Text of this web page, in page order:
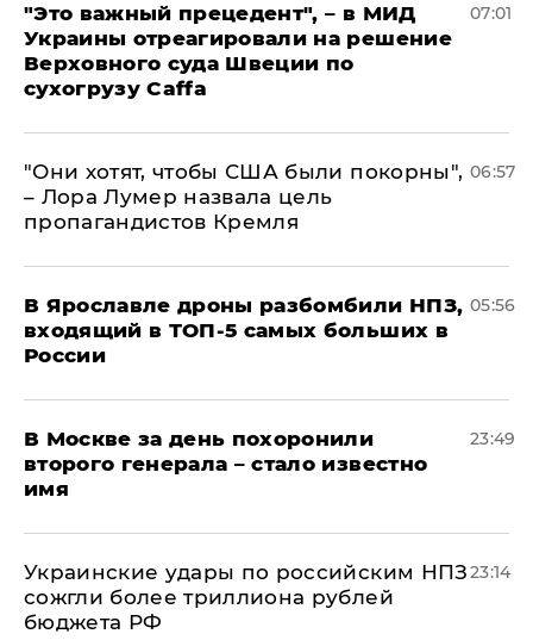
"Это важный прецедент", – в МИД
Украины отреагировали на решение
Верховного суда Швеции по
сухогрузу Caffa
07:01
"Они хотят, чтобы США были покорны",
– Лора Лумер назвала цель
пропагандистов Кремля
06:57
В Ярославле дроны разбомбили НПЗ,
входящий в ТОП-5 самых больших в
России
05:56
В Москве за день похоронили
второго генерала – стало известно
имя
23:49
Украинские удары по российским НПЗ
сожгли более триллиона рублей
бюджета РФ
23:14